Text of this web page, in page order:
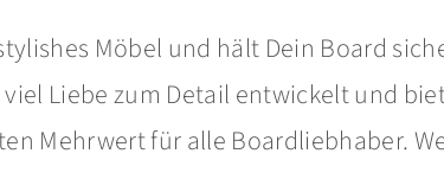
Möbel und hält Dein Board
viel Liebe zum Detail entwickelt und
Mehrwert für alle Boardliebhaber.